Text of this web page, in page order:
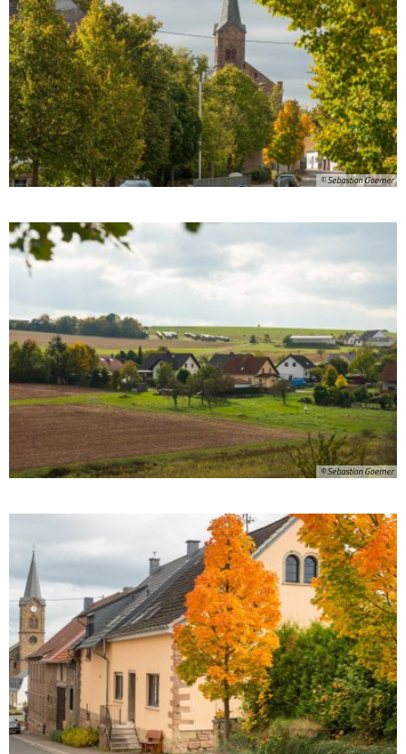
© Sebastian Goerner
© Sebastian Goerner